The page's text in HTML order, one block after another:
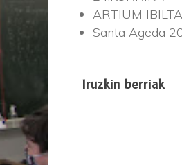
ARTIUM
Santa Ageda
Iruzkin berriak